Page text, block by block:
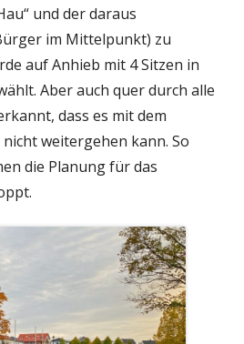
und der daraus
im Mittelpunkt) zu
auf Anhieb mit 4 Sitzen in
Aber auch quer durch alle
dass es mit dem
weitergehen kann. So
die Planung für das